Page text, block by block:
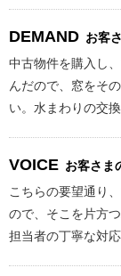
DEMAND お客
中古物件を購入し
んだので、窓をそ
い。水まわりの交換
VOICE お客さま
こちらの要望通り
ので、そこを片方
担当者の丁寧な対